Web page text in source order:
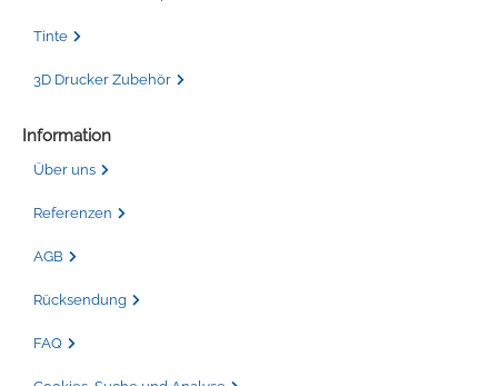
Tinte
3D Drucker Zubehör
Information
Über uns
Referenzen
AGB
Rücksendung
FAQ